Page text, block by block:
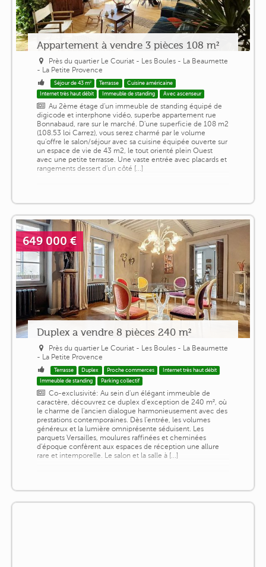
Appartement à vendre 3 pièces 108 m²
Près du quartier Le Couriat - Les Boules - La Beaumette
- La Petite Provence
Séjour de 43 m² Terrasse
Cuisine américaine
Internet très haut débit
Immeuble de standing Avec ascenseur
Au 2ème étage d'un immeuble de standing équipé de
digicode et interphone vidéo, superbe appartement rue
Bonnabaud, rare sur le marché. D'une superficie de 108 m2
(108.53 loi Carrez), vous serez charmé par le volume
qu'offre le salon/séjour avec sa cuisine équipée ouverte sur
un espace de vie de 43 m2, le tout orienté plein Ouest
avec une petite terrasse. Une vaste entrée avec placards et
rangements dessert d'un côté [...]
649 000 €
Duplex a vendre 8 pièces 240 m²
Près du quartier Le Couriat - Les Boules - La Beaumette
- La Petite Provence
Terrasse Duplex Proche commerces
Internet très haut débit
Immeuble de standing
Parking collectif
Co-exclusivité: Au sein d'un élégant immeuble de
caractère, découvrez ce duplex d'exception de 240 m², où
le charme de l'ancien dialogue harmonieusement avec des
prestations contemporaines. Dès l'entrée, les volumes
généreux et la lumière omniprésente séduisent. Les
parquets Versailles, moulures raffinées et cheminées
d'époque confèrent aux espaces de réception une allure
rare et intemporelle. Le salon et la salle à [...]